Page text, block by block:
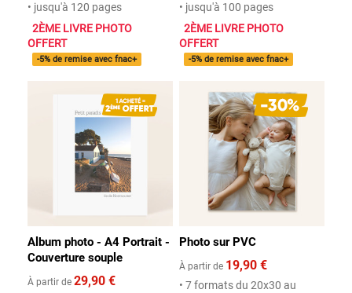
• jusqu'à 120 pages
2ÈME LIVRE PHOTO
OFFERT
-5% de remise avec fnac+
• jusqu'à 100 pages
2ÈME LIVRE PHOTO
OFFERT
-5% de remise avec fnac+
Album photo - A4 Portrait -
Couverture souple
À partir de 29,90 €
Photo sur PVC
À partir de 19,90 €
• 7 formats du 20x30 au